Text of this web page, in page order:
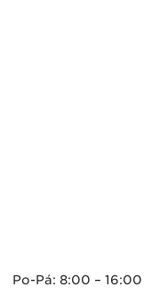
Po-Pá: 8:00 – 16:00